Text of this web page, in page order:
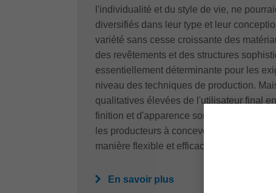
l'individualité et du style de vie, ne
diversifiés dans leur type et leur
variété sans cesse croissante des
des revêtements et des structures
essentiellement déterminante pour les
niveau des techniques de production.
qualitatives élevées de l'utilisateur final
finition et d'apparence sont également
les producteurs à concevoir leurs
manière flexible et efficace.
En savoir plus